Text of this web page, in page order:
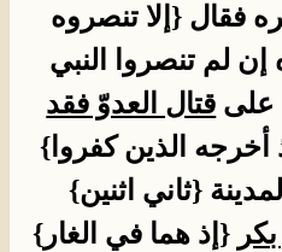
فقال {إلا تنصروه
لم تنصروا النبي
على قتال العدوّ فقد
أخرجه الذين كفروا}
{ثاني اثنين}
{إذ هما في الغار}